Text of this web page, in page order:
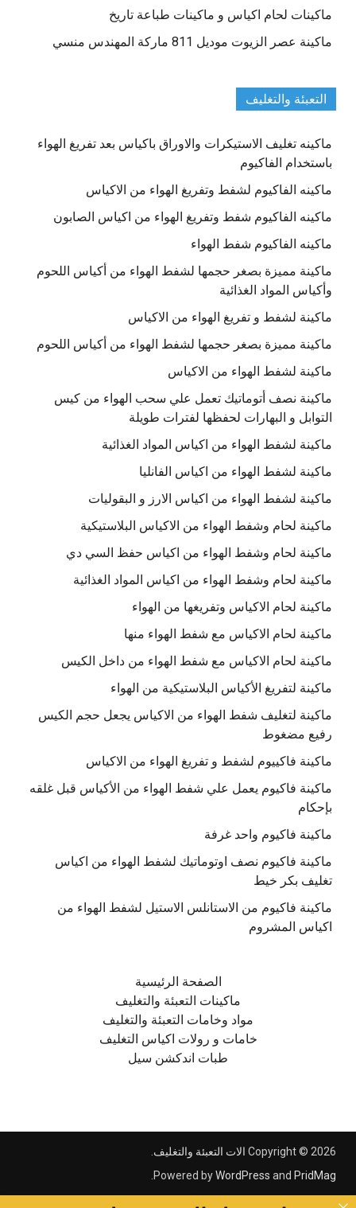
ماكينات لحام اكياس و ماكينات طباعة تاريخ
ماكينة عصر الزيوت موديل 811 ماركة المهندس منسي
التعبئة والتغليف
ماكينه تغليف الاستيكرات والاوراق باكياس بعد تفريغ الهواء
باستخدام الفاكيوم
ماكينه الفاكيوم لشفط وتفريغ الهواء من الاكياس
ماكينه الفاكيوم شفط وتفريغ الهواء من اكياس الصابون
ماكينه الفاكيوم شفط الهواء
ماكينة مميزة بصغر حجمها لشفط الهواء من أكياس اللحوم
وأكياس المواد الغذائية
ماكينة لشفط و تفريغ الهواء من الاكياس
ماكينة مميزة بصغر حجمها لشفط الهواء من أكياس اللحوم
ماكينة لشفط الهواء من الاكياس
ماكينة نصف أتوماتيك تعمل علي سحب الهواء من كيس
التوابل و البهارات لحفظها لفترات طويلة
ماكينة لشفط الهواء من اكياس المواد الغذائية
ماكينة لشفط الهواء من اكياس الفانليا
ماكينة لشفط الهواء من اكياس الارز و البقوليات
ماكينة لحام وشفط الهواء من الاكياس البلاستيكية
ماكينة لحام وشفط الهواء من اكياس حفظ السي دي
ماكينة لحام وشفط الهواء من اكياس المواد الغذائية
ماكينة لحام الاكياس وتفريغها من الهواء
ماكينة لحام الاكياس مع شفط الهواء منها
ماكينة لحام الاكياس مع شفط الهواء من داخل الكيس
ماكينة لتفريغ الأكياس البلاستيكية من الهواء
ماكينة لتغليف شفط الهواء من الاكياس يجعل حجم الكيس
رفيع مضغوط
ماكينة فاكييوم لشفط و تفريغ الهواء من الاكياس
ماكينة فاكيوم يعمل علي شفط الهواء من الأكياس قبل غلقه
بإحكام
ماكينة فاكيوم واحد غرفة
ماكينة فاكيوم نصف اوتوماتيك لشفط الهواء من اكياس
تغليف بكر خيط
ماكينة فاكيوم من الاستانلس الاستيل لشفط الهواء من
اكياس المشروم
الصفحة الرئيسية
ماكينات التعبئة والتغليف
مواد وخامات التعبئة والتغليف
خامات و رولات اكياس التغليف
طبات اندكشن سيل
Copyright © 2026 الات التعبئة والتغليف
Powered byWordPress and PridMag